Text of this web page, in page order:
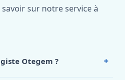
sur notre service à
Otegem ? +